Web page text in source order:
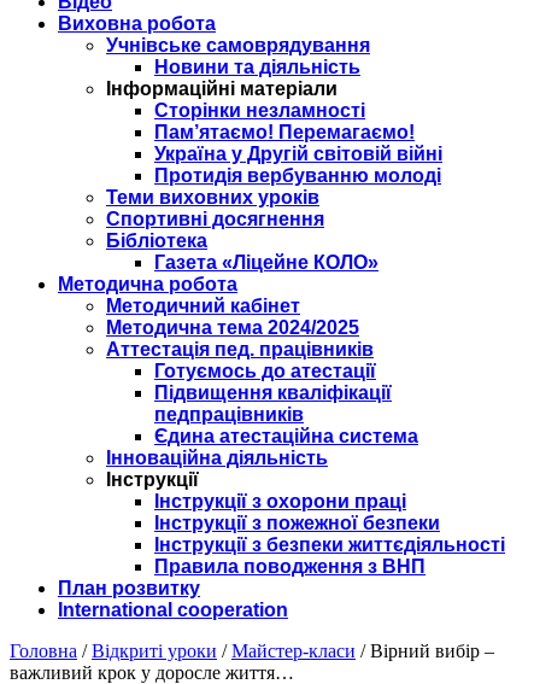
Виховна робота
Учнівське самоврядування
Новини та діяльність
Інформаційні матеріали
Сторінки незламності
Пам’ятаємо! Перемагаємо!
Україна у Другій світовій війні
Протидія вербуванню молоді
Теми виховних уроків
Спортивні досягнення
Бібліотека
Газета «Ліцейне КОЛО»
Методична робота
Методичний кабінет
Методична тема 2024/2025
Аттестація пед. працівників
Готуємось до атестації
Підвищення кваліфікації
педпрацівників
Єдина атестаційна система
Інноваційна діяльність
Інструкції
Інструкції з охорони праці
Інструкції з пожежної безпеки
Інструкції з безпеки життєдіяльності
Правила поводження з ВНП
План розвитку
International cooperation
Головна /Відкриті уроки /Майстер-класи /Вірний вибір –
важливий крок у доросле життя…